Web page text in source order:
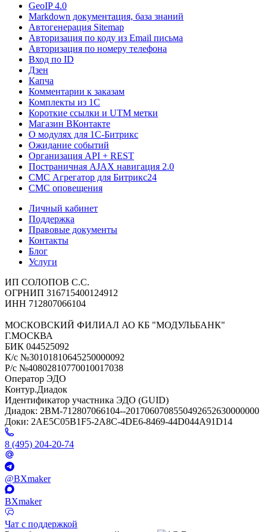
GeoIP 4.0
Markdown документация, база знаний
Автогенерация Sitemap
Авторизация по коду из Email письма
Авторизация по номеру телефона
Вход по ID
Дзен
Капча
Комментарии к заказам
Комплекты из 1C
Короткие ссылки и UTM метки
Магазин ВКонтакте
О модулях для 1С-Битрикс
Ожидание событий
Организация API + REST
Постраничная AJAX навигация 2.0
СМС Агрегатор для Битрикс24
СМС оповещения
Личный кабинет
Поддержка
Правовые документы
Контакты
Блог
Услуги
ИП СОЛОПОВ С.С.
ОГРНИП 316715400124912
ИНН 712807066104
МОСКОВСКИЙ ФИЛИАЛ АО КБ "МОДУЛЬБАНК"
Г.МОСКВА
БИК 044525092
К/с №30101810645250000092
Р/с №40802810770010017038
Оператор ЭДО
Контур.Диадок
Идентификатор участника ЭДО (GUID)
Диадок: 2BM-712807066104--2017060708550492652630000000
Доки: 2AE5C05B1F5-2A8C-4DE6-8469-44D044A91D14
8 (495) 204-20-74
@BXmaker
BXmaker
Чат с поддержкой